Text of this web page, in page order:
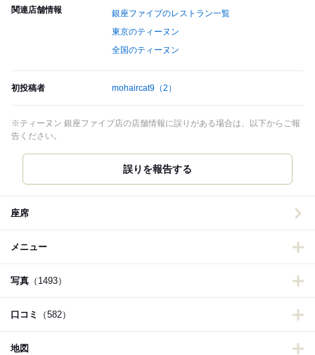
関連店舗情報
銀座ファイブのレストラン一覧
東京のティーヌン
全国のティーヌン
初投稿者 mohaircat9 （2）
※ティーヌン 銀座ファイブ店の店舗情報に誤りがある場合は、以下からご報
告ください。
誤りを報告する
座席
メニュー
写真 （1493）
口コミ （582）
地図